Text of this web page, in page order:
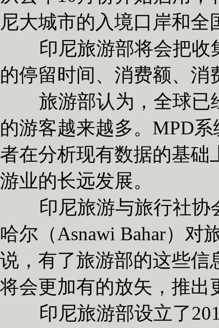
尼大城市的入境口岸和全
印尼旅游部将会把收
的停留时间、消费额、
旅游部认为，全球已
的游客越来越多。MPD
者在分析现有数据的基础
游业的长远发展。
印尼旅游与旅行社协
哈尔（Asnawi Bahar）对
说，有了旅游部的这些信
将会更加有的放矢，推出
印尼旅游部设立了